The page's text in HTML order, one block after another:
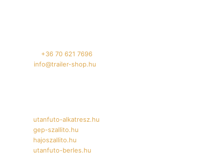
+36 70 621 7696
info@trailer-shop.hu
utanfuto-alkatresz.hu
gep-szallito.hu
hajoszallito.hu
utanfuto-berles.hu